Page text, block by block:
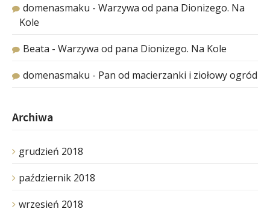
domenasmaku - Warzywa od pana Dionizego. Na
Kole
Beata - Warzywa od pana Dionizego. Na Kole
domenasmaku - Pan od macierzanki i ziołowy ogród
Archiwa
grudzień 2018
październik 2018
wrzesień 2018